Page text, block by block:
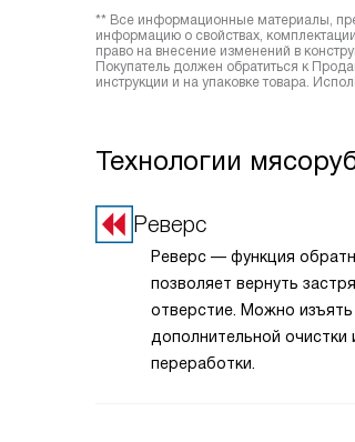
** Все информационные материалы,
информацию о свойствах,
право на внесение изменений в
Покупатель должен обратиться к
инструкции и на упаковке товара.
Технологии
Реверс
Реверс — функция
позволяет вернуть
отверстие. Можно
дополнительной очистки
переработки.